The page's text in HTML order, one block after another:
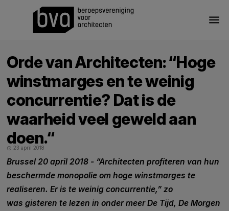
menu
Orde van Architecten: “Hoge
winstmarges en te weinig
concurrentie? Dat is de
waarheid veel geweld aan
doen.“
schedule 23 april 2018
Brussel 20 april 2018 - “Architecten profiteren van hun
beschermde monopolie om hoge winstmarges te
realiseren. Er is te weinig concurrentie,” zo
was gisteren te lezen in onder meer De Tijd, De Morgen